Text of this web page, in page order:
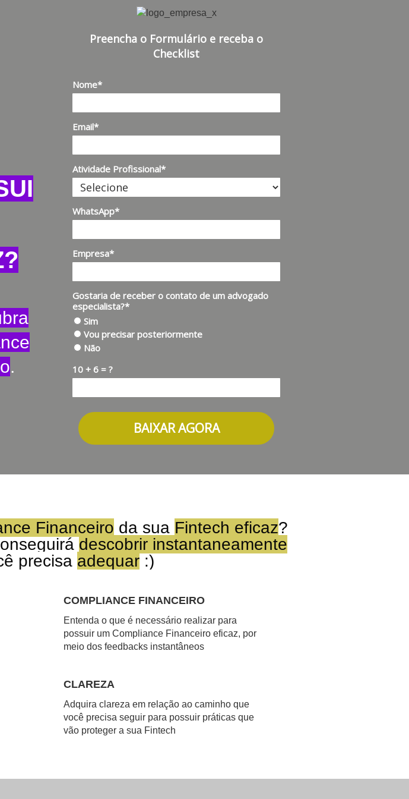
.
Preencha o Formulário e receba o
Checklist
Nome*
Email*
Atividade Profissional*
WhatsApp*
Empresa*
Gostaria de receber o contato de um advogado
especialista?*
Sim
Vou precisar posteriormente
Não
10 + 6 = ?
BAIXAR AGORA
Financeiro da sua Fintech eficaz?
descobrir instantaneamente
precisa adequar:)
COMPLIANCE FINANCEIRO
Entenda o que é necessário realizar para
possuir um Compliance Financeiro eficaz, por
meio dos feedbacks instantâneos
CLAREZA
Adquira clareza em relação ao caminho que
você precisa seguir para possuir práticas que
vão proteger a sua Fintech